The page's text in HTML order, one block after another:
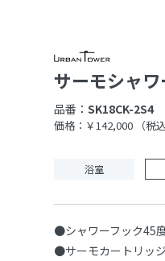
サーモシャ
品番：SK18CK-2S4
価格：￥142,000 （税
浴室
●シャワーフック45
●サーモカートリッ